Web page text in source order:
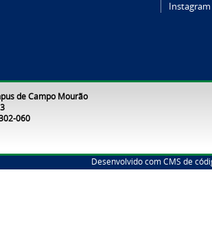
Instagram
de Campo Mourão
060
Desenvolvido com CMS de